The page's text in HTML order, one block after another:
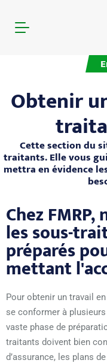
Obtenir
Cette section du
traitants. Elle vous
mettra en évidence
Chez
les sous-
préparés
mettant
Pour obtenir un travail
se conformer à
vaste phase de
traitants doivent bien
d’assurance, les plans